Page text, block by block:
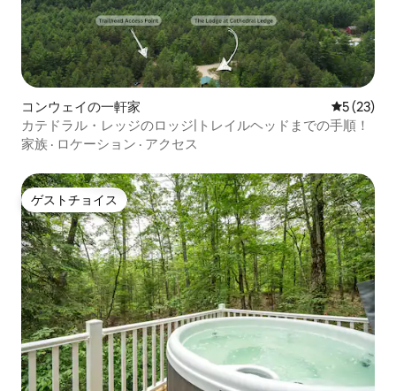
コンウェイの一軒家 レビュー
5 (23)
カテドラル・レッジのロッジ|トレイルヘッドまでの手順！
家族 · ロケーション · アクセス
ゲストチョイス
ゲストチョイス